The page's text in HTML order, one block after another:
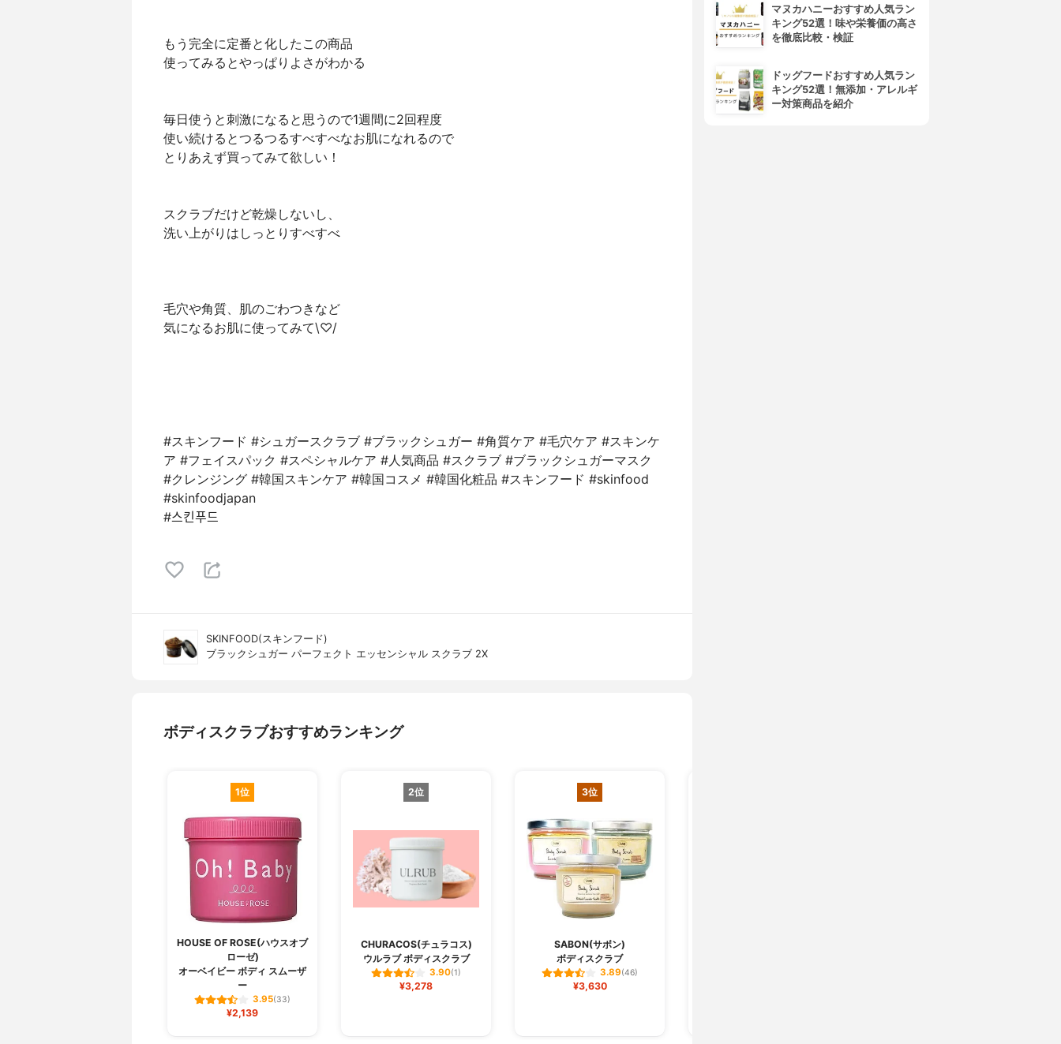
もう完全に定番と化したこの商品
使ってみるとやっぱりよさがわかる
毎日使うと刺激になると思うので1週間に2回程度
使い続けるとつるつるすべすべなお肌になれるので
とりあえず買ってみて欲しい！
スクラブだけど乾燥しないし、
洗い上がりはしっとりすべすべ
毛穴や角質、肌のごわつきなど
気になるお肌に使ってみて\♡/
#スキンフード #シュガースクラブ #ブラックシュガー #角質ケア #毛穴ケア #スキンケ
ア #フェイスパック #スペシャルケア #人気商品 #スクラブ #ブラックシュガーマスク
#クレンジング #韓国スキンケア #韓国コスメ #韓国化粧品 #スキンフード #skinfood
#skinfoodjapan
#스킨푸드
SKINFOOD(スキンフード)
ブラックシュガー パーフェクト エッセンシャル スクラブ 2X
ボディスクラブおすすめランキング
1位
HOUSE OF ROSE(ハウスオブ
ローゼ)
オーベイビー ボディ スムーザ
ー
3.95(33)
¥2,139
2位
CHURACOS(チュラコス)
ウルラブ ボディスクラブ
3.90(1)
¥3,278
3位
SABON(サボン)
ボディスクラブ
3.89(46)
¥3,630
マヌカハニーおすすめ人気ラン
キング52選！味や栄養価の高さ
を徹底比較・検証
ドッグフードおすすめ人気ラン
キング52選！無添加・アレルギ
ー対策商品を紹介